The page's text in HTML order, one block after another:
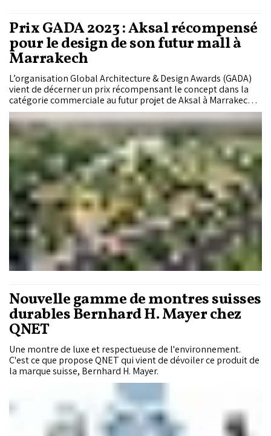
Prix GADA 2023 : Aksal récompensé
pour le design de son futur mall à
Marrakech
L’organisation Global Architecture & Design Awards (GADA)
vient de décerner un prix récompensant le concept dans la
catégorie commerciale au futur projet de Aksal à Marrakech.
Représenté par le cabinet DP Architects Pte Ltd qui
développe le projet, Aksal entre dans une nouvelle ère de
développements majeurs, annonce le groupe dans un
communiqué.
Nouvelle gamme de montres suisses
durables Bernhard H. Mayer chez
QNET
Une montre de luxe et respectueuse de l'environnement.
C'est ce que propose QNET qui vient de dévoiler ce produit de
la marque suisse, Bernhard H. Mayer.